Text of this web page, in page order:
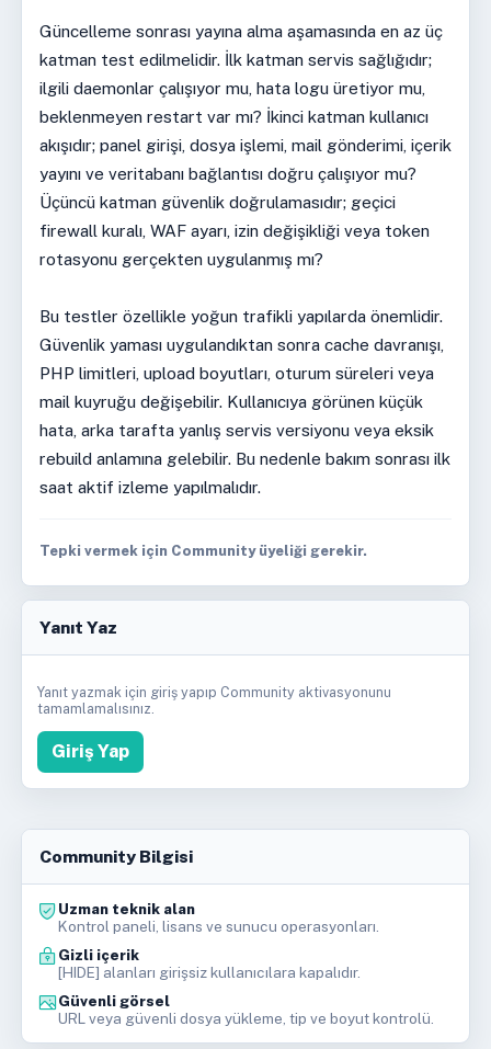
Güncelleme sonrası yayına alma aşamasında en az üç
katman test edilmelidir. İlk katman servis sağlığıdır;
ilgili daemonlar çalışıyor mu, hata logu üretiyor mu,
beklenmeyen restart var mı? İkinci katman kullanıcı
akışıdır; panel girişi, dosya işlemi, mail gönderimi, içerik
yayını ve veritabanı bağlantısı doğru çalışıyor mu?
Üçüncü katman güvenlik doğrulamasıdır; geçici
firewall kuralı, WAF ayarı, izin değişikliği veya token
rotasyonu gerçekten uygulanmış mı?
Bu testler özellikle yoğun trafikli yapılarda önemlidir.
Güvenlik yaması uygulandıktan sonra cache davranışı,
PHP limitleri, upload boyutları, oturum süreleri veya
mail kuyruğu değişebilir. Kullanıcıya görünen küçük
hata, arka tarafta yanlış servis versiyonu veya eksik
rebuild anlamına gelebilir. Bu nedenle bakım sonrası ilk
saat aktif izleme yapılmalıdır.
Tepki vermek için Community üyeliği gerekir.
Yanıt Yaz
Yanıt yazmak için giriş yapıp Community aktivasyonunu
tamamlamalısınız.
Giriş Yap
Community Bilgisi
Uzman teknik alan
Kontrol paneli, lisans ve sunucu operasyonları.
Gizli içerik
[HIDE] alanları girişsiz kullanıcılara kapalıdır.
Güvenli görsel
URL veya güvenli dosya yükleme, tip ve boyut kontrolü.